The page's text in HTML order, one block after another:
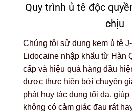
Quy trình ủ tê độc
chịu
Chúng tôi sử dụng kem ủ tê
Lidocaine nhập khẩu từ Hàn
cấp và hiệu quả hàng đầu
được thực hiện bởi chuyên
phát huy tác dụng tối đa, giúp
không có cảm giác đau rát